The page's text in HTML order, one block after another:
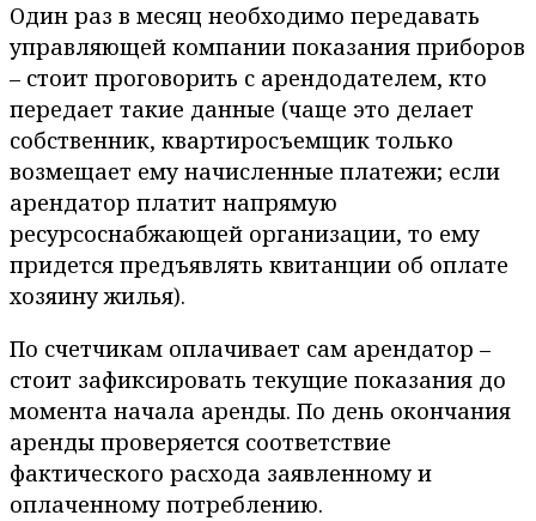
Один раз в месяц необходимо передавать
управляющей компании показания приборов
– стоит проговорить с арендодателем, кто
передает такие данные (чаще это делает
собственник, квартиросъемщик только
возмещает ему начисленные платежи; если
арендатор платит напрямую
ресурсоснабжающей организации, то ему
придется предъявлять квитанции об оплате
хозяину жилья).
По счетчикам оплачивает сам арендатор –
стоит зафиксировать текущие показания до
момента начала аренды. По день окончания
аренды проверяется соответствие
фактического расхода заявленному и
оплаченному потреблению.